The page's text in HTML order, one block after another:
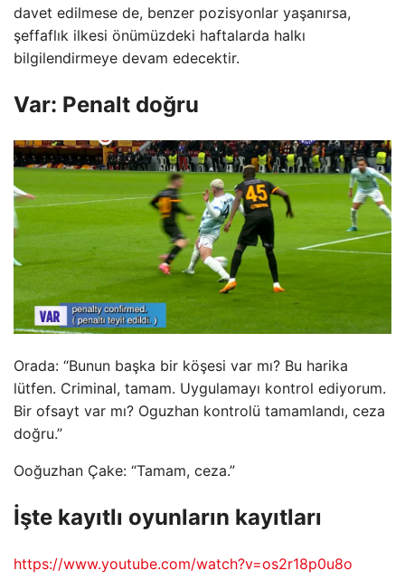
davet edilmese de, benzer pozisyonlar yaşanırsa,
şeffaflık ilkesi önümüzdeki haftalarda halkı
bilgilendirmeye devam edecektir.
Var: Penalt doğru
Orada: “Bunun başka bir köşesi var mı? Bu harika
lütfen. Criminal, tamam. Uygulamayı kontrol ediyorum.
Bir ofsayt var mı? Oguzhan kontrolü tamamlandı, ceza
doğru.”
Ooğuzhan Çake: “Tamam, ceza.”
İşte kayıtlı oyunların kayıtları
https://www.youtube.com/watch?v=os2r18p0u8o